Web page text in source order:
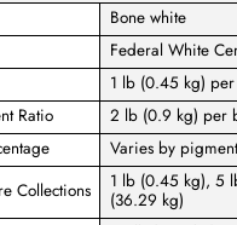
Bone white
Federal White
1 lb (0.45 kg)
Ratio
2 lb (0.9 kg) per
Varies by pigment
Collections
1 lb (0.45 kg), 5
(36.29 kg)